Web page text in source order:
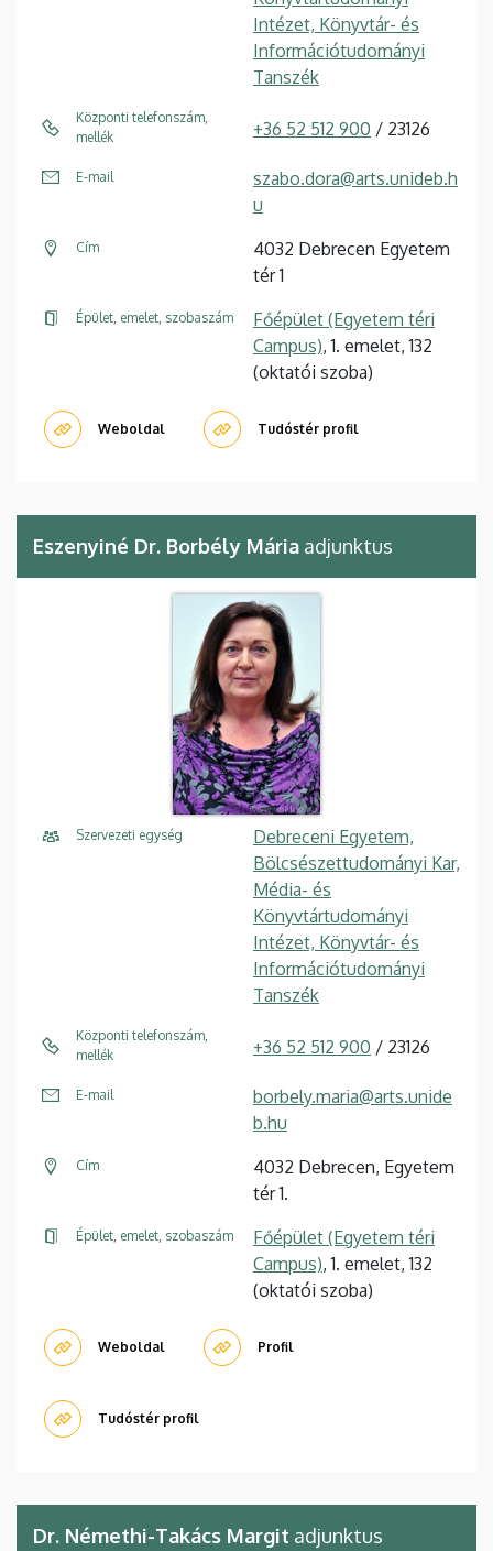
Intézet, Könyvtár- és
Információtudományi
Tanszék
Központi telefonszám,
mellék
+36 52 512 900 / 23126
E-mail
szabo.dora@arts.unideb.h
u
Cím
4032 Debrecen Egyetem
tér 1
Épület, emelet, szobaszám
Főépület (Egyetem téri
Campus), 1. emelet, 132
(oktatói szoba)
Weboldal Tudóstér profil
Eszenyiné Dr. Borbély Mária adjunktus
Szervezeti egység
Debreceni Egyetem,
Bölcsészettudományi Kar,
Média- és
Könyvtártudományi
Intézet, Könyvtár- és
Információtudományi
Tanszék
Központi telefonszám,
mellék
+36 52 512 900 / 23126
E-mail
borbely.maria@arts.unide
b.hu
Cím
4032 Debrecen, Egyetem
tér 1.
Épület, emelet, szobaszám
Főépület (Egyetem téri
Campus), 1. emelet, 132
(oktatói szoba)
Weboldal Profil
Tudóstér profil
Dr. Némethi-Takács Margit adjunktus